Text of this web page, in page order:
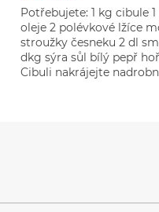
Potřebujete: 1 kg cibule
oleje 2 polévkové lžíce
stroužky česneku 2 dl
dkg sýra sůl bílý pepř
Cibuli nakrájejte